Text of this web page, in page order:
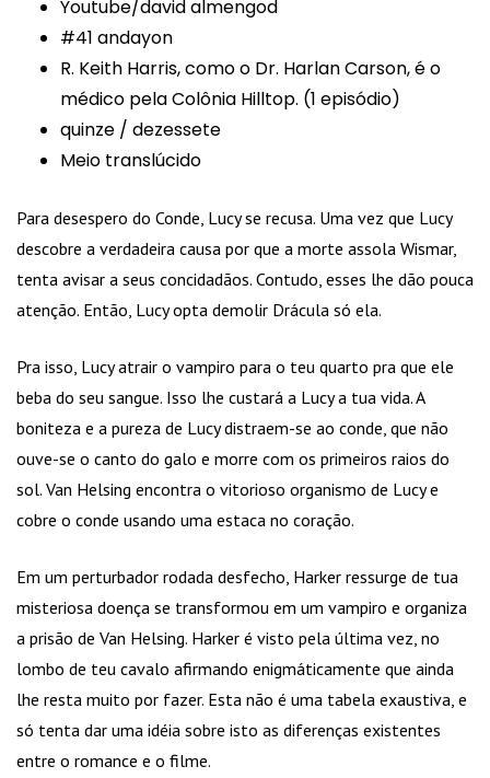
Youtube/david almengod
#41 andayon
R. Keith Harris, como o Dr. Harlan Carson, é o
médico pela Colônia Hilltop. (1 episódio)
quinze / dezessete
Meio translúcido
Para desespero do Conde, Lucy se recusa. Uma vez que Lucy
descobre a verdadeira causa por que a morte assola Wismar,
tenta avisar a seus concidadãos. Contudo, esses lhe dão pouca
atenção. Então, Lucy opta demolir Drácula só ela.
Pra isso, Lucy atrair o vampiro para o teu quarto pra que ele
beba do seu sangue. Isso lhe custará a Lucy a tua vida. A
boniteza e a pureza de Lucy distraem-se ao conde, que não
ouve-se o canto do galo e morre com os primeiros raios do
sol. Van Helsing encontra o vitorioso organismo de Lucy e
cobre o conde usando uma estaca no coração.
Em um perturbador rodada desfecho, Harker ressurge de tua
misteriosa doença se transformou em um vampiro e organiza
a prisão de Van Helsing. Harker é visto pela última vez, no
lombo de teu cavalo afirmando enigmáticamente que ainda
lhe resta muito por fazer. Esta não é uma tabela exaustiva, e
só tenta dar uma idéia sobre isto as diferenças existentes
entre o romance e o filme.